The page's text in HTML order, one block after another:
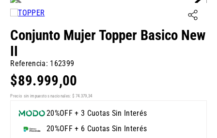
Conjunto Mujer Topper Basico New
II
Referencia: 162399
$89.999,00
Precio sin impuestos nacionales: $ 74.379,34
20%OFF + 3 Cuotas Sin Interés
20%OFF + 6 Cuotas Sin Interés